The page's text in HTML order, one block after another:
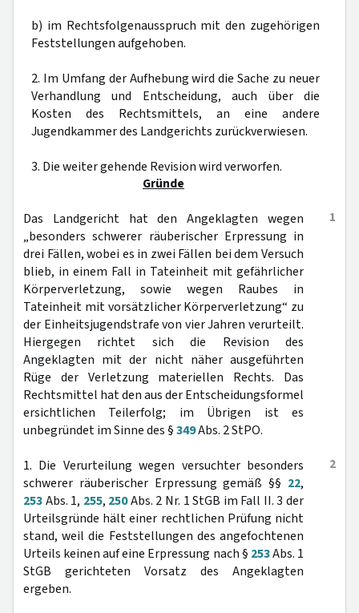
b) im Rechtsfolgenausspruch mit den zugehörigen
Feststellungen aufgehoben.
2. Im Umfang der Aufhebung wird die Sache zu neuer
Verhandlung und Entscheidung, auch über die
Kosten des Rechtsmittels, an eine andere
Jugendkammer des Landgerichts zurückverwiesen.
3. Die weiter gehende Revision wird verworfen.
Gründe
1
Das Landgericht hat den Angeklagten wegen
„besonders schwerer räuberischer Erpressung in
drei Fällen, wobei es in zwei Fällen bei dem Versuch
blieb, in einem Fall in Tateinheit mit gefährlicher
Körperverletzung, sowie wegen Raubes in
Tateinheit mit vorsätzlicher Körperverletzung“ zu
der Einheitsjugendstrafe von vier Jahren verurteilt.
Hiergegen richtet sich die Revision des
Angeklagten mit der nicht näher ausgeführten
Rüge der Verletzung materiellen Rechts. Das
Rechtsmittel hat den aus der Entscheidungsformel
ersichtlichen Teilerfolg; im Übrigen ist es
unbegründet im Sinne des §349Abs. 2 StPO.
2
1. Die Verurteilung wegen versuchter besonders
schwerer räuberischer Erpressung gemäß §§ 22,
253Abs. 1, 255, 250Abs. 2 Nr. 1 StGB im Fall II. 3 der
Urteilsgründe hält einer rechtlichen Prüfung nicht
stand, weil die Feststellungen des angefochtenen
Urteils keinen auf eine Erpressung nach § 253Abs. 1
StGB gerichteten Vorsatz des Angeklagten
ergeben.